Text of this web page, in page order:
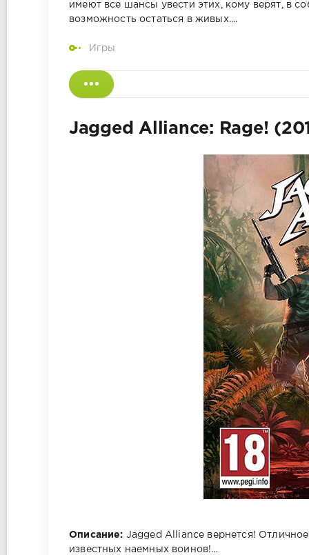
имеют все шансы увести этих, кому верят, в
возможность остаться в живых....
Игры
Jagged Alliance: Rage!
Описание: Jagged Alliance вернется!
известных наемных воинов!…